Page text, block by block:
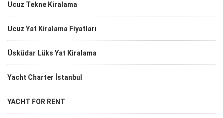
Ucuz Tekne Kiralama
Ucuz Yat Kiralama Fiyatları
Üsküdar Lüks Yat Kiralama
Yacht Charter İstanbul
YACHT FOR RENT